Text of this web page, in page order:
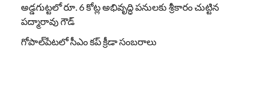
అడ్డగుట్టలో రూ. 6 కోట్ల అభివృద్ధి పనులకు శ్రీకారం చుట్టిన
పద్మారావు గౌడ్
గోపాల్‌పేటలో సీఎం కప్ క్రీడా సంబరాలు